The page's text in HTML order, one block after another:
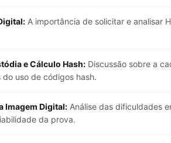
A importância de solicitar e analisar
e Cálculo Hash: Discussão sobre a
uso de códigos hash.
Imagem Digital: Análise das dificuldades
da prova.